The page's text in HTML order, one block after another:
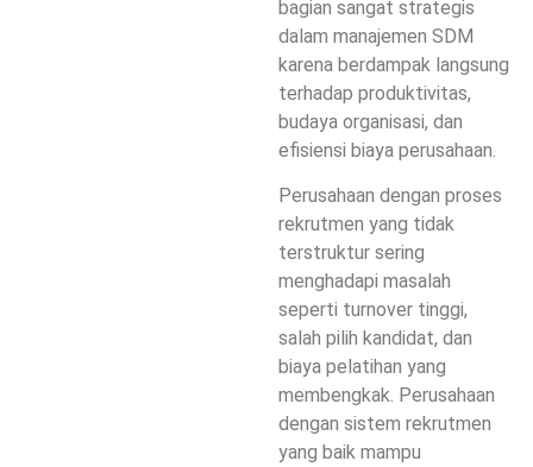
bagian sangat strategis
dalam manajemen SDM
karena berdampak langsung
terhadap produktivitas,
budaya organisasi, dan
efisiensi biaya perusahaan.
Perusahaan dengan proses
rekrutmen yang tidak
terstruktur sering
menghadapi masalah
seperti turnover tinggi,
salah pilih kandidat, dan
biaya pelatihan yang
membengkak. Perusahaan
dengan sistem rekrutmen
yang baik mampu